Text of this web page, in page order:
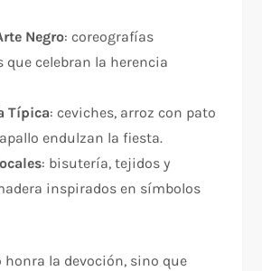
Negro: coreografías
celebran la herencia
Típica: ceviches, arroz con pato
endulzan la fiesta.
: bisutería, tejidos y
inspirados en símbolos
honra la devoción, sino que